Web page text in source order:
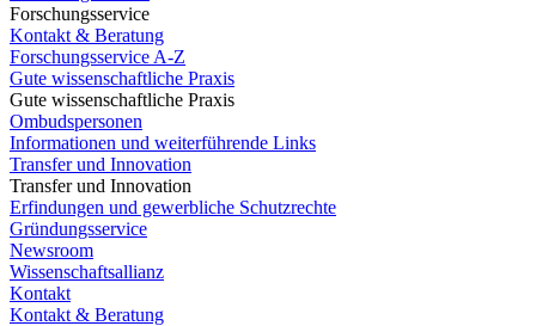
Forschungsservice
Kontakt & Beratung
Forschungsservice A-Z
Gute wissenschaftliche Praxis
Gute wissenschaftliche Praxis
Ombudspersonen
Informationen und weiterführende Links
Transfer und Innovation
Transfer und Innovation
Erfindungen und gewerbliche Schutzrechte
Gründungsservice
Newsroom
Wissenschaftsallianz
Kontakt
Kontakt & Beratung